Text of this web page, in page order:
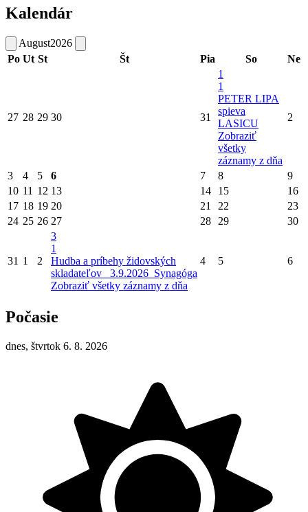
Kalendár
August2026
Po Ut St Št Pia So Ne
27 28 29 30 31
1
1
PETER LIPA
spieva
LASICU
Zobraziť
všetky
záznamy z dňa
2
3 4 5 6 7 8
9
10 11 12 13 14 15
16
17 18 19 20 21 22
23
24 25 26 27 28 29 30
31 1 2
3
1
Hudba a príbehy židovských
skladateľov_ 3.9.2026_Synagóga
Zobraziť všetky záznamy z dňa
4 5 6
Počasie
dnes, štvrtok 6. 8. 2026